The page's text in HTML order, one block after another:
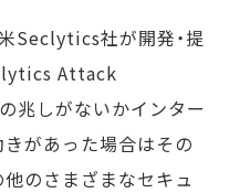
Seclytics社が開発・提
Attack
兆しがないかインター
きがあった場合はその
のさまざまなセキュ